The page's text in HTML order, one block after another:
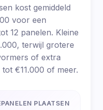
kost gemiddeld
voor een
12 panelen. Kleine
terwijl grotere
of extra
€11.000 of meer.
PLAATSEN